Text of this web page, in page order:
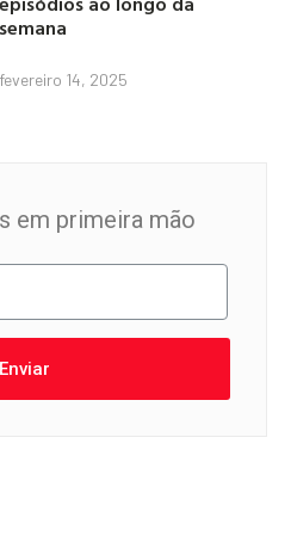
semana
fevereiro 14, 2025
em primeira mão
Enviar